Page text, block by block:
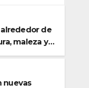
de
maleza y
nuevas